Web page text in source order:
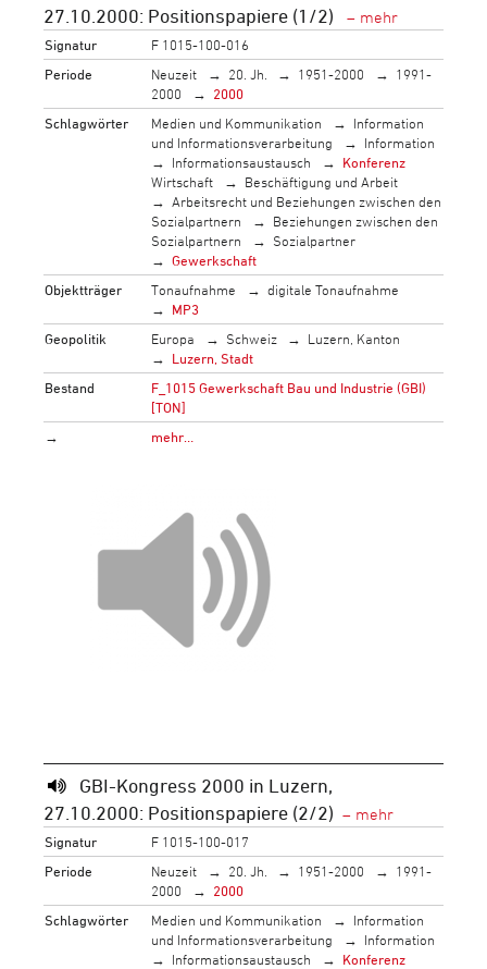
27.10.2000: Positionspapiere (1/2)
Signatur
F 1015-100-016
Periode
Neuzeit 20. Jh. 1951-2000
1991-
2000
2000
Schlagwörter
Medien und Kommunikation
Information
und Informationsverarbeitung
Information
Informationsaustausch
Konferenz
Wirtschaft
Beschäftigung und Arbeit
Arbeitsrecht und Beziehungen zwischen den
Sozialpartnern
Beziehungen zwischen den
Sozialpartnern
Sozialpartner
Gewerkschaft
Objektträger
Tonaufnahme
digitale Tonaufnahme
MP3
Geopolitik
Europa Schweiz
Luzern, Kanton
Luzern, Stadt
Bestand
F_1015 Gewerkschaft Bau und Industrie (GBI)
[TON]
→
mehr…
GBI-Kongress 2000 in Luzern,
27.10.2000: Positionspapiere (2/2)
Signatur
F 1015-100-017
Periode
Neuzeit 20. Jh. 1951-2000
1991-
2000
2000
Schlagwörter
Medien und Kommunikation
Information
und Informationsverarbeitung
Information
Informationsaustausch
Konferenz